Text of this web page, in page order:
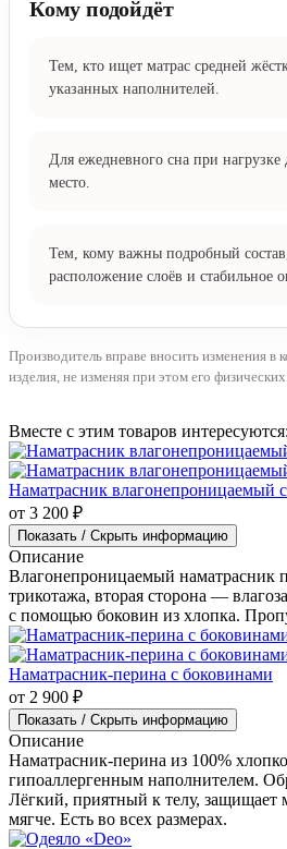
Независимые пружины точечно
движений по поверхности. В
расположен в центре конструкции
340 шт./м²
Для ежедневного сна при нагрузке
Тем, кому важны подробный
расположение слоёв и стабильное
Производитель вправе вносить изменения в
изделия, не изменяя при этом его
Вместе с этим товаров
Наматрасник влагонепроницаемый
от 3 200 ₽
Показать / Скрыть информацию
Описание
Влагонепроницаемый наматрасник
трикотажа, вторая сторона —
с помощью боковин из хлопка.